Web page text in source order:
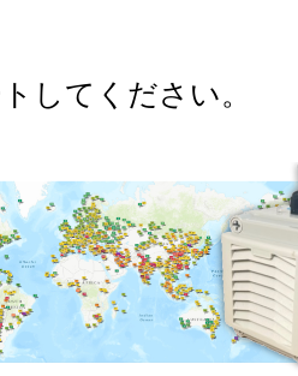
してください。